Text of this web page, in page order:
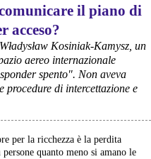
il piano di
acceso?
Kosiniak-Kamysz, un
aereo internazionale
spento". Non aveva
procedure di intercettazione e
per la ricchezza è la perdita
quanto meno si amano le